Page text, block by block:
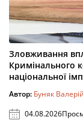
Зловживання
Кримінального
національної
Автор: Буняк
04.08.2026